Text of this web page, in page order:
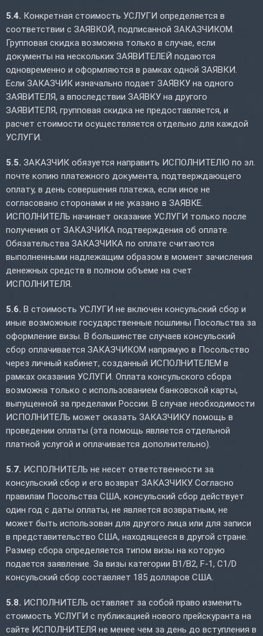
5.4. Конкретная стоимость УСЛУГИ определяется в
соответствии с ЗАЯВКОЙ, подписанной ЗАКАЗЧИКОМ.
Групповая скидка возможна только в случае, если
документы на нескольких ЗАЯВИТЕЛЕЙ подаются
одновременно и оформляются в рамках одной ЗАЯВКИ.
Если ЗАКАЗЧИК изначально подает ЗАЯВКУ на одного
ЗАЯВИТЕЛЯ, а впоследствии ЗАЯВКУ на другого
ЗАЯВИТЕЛЯ, групповая скидка не предоставляется, и
расчет стоимости осуществляется отдельно для каждой
УСЛУГИ.
5.5. ЗАКАЗЧИК обязуется направить ИСПОЛНИТЕЛЮ по эл.
почте копию платежного документа, подтверждающего
оплату, в день совершения платежа, если иное не
согласовано сторонами и не указано в ЗАЯВКЕ.
ИСПОЛНИТЕЛЬ начинает оказание УСЛУГИ только после
получения от ЗАКАЗЧИКА подтверждения об оплате.
Обязательства ЗАКАЗЧИКА по оплате считаются
выполненными надлежащим образом в момент зачисления
денежных средств в полном объеме на счет
ИСПОЛНИТЕЛЯ.
5.6. В стоимость УСЛУГИ не включен консульский сбор и
иные возможные государственные пошлины Посольства за
оформление визы. В большинстве случаев консульский
сбор оплачивается ЗАКАЗЧИКОМ напрямую в Посольство
через личный кабинет, созданный ИСПОЛНИТЕЛЕМ в
рамках оказания УСЛУГИ. Оплата консульского сбора
возможна только с использованием банковской карты,
выпущенной за пределами России. В случае необходимости
ИСПОЛНИТЕЛЬ может оказать ЗАКАЗЧИКУ помощь в
проведении оплаты (эта помощь является отдельной
платной услугой и оплачивается дополнительно).
5.7. ИСПОЛНИТЕЛЬ не несет ответственности за
консульский сбор и его возврат ЗАКАЗЧИКУ. Согласно
правилам Посольства США, консульский сбор действует
один год с даты оплаты, не является возвратным, не
может быть использован для другого лица или для записи
в представительство США, находящееся в другой стране.
Размер сбора определяется типом визы на которую
подается заявление. За визы категории B1/B2, F-1, C1/D
консульский сбор составляет 185 долларов США.
5.8. ИСПОЛНИТЕЛЬ оставляет за собой право изменить
стоимость УСЛУГИ с публикацией нового прейскуранта на
сайте ИСПОЛНИТЕЛЯ не менее чем за день до вступления в